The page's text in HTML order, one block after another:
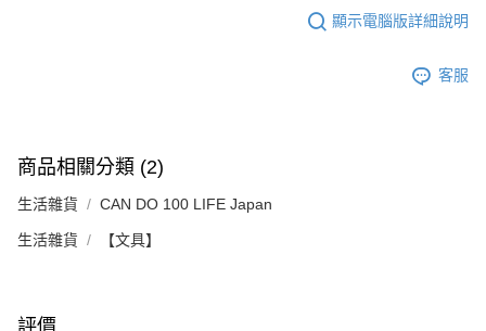
顯示電腦版詳細說明
客服
商品相關分類 (2)
生活雜貨 CAN DO 100 LIFE Japan
生活雜貨 【文具】
評價